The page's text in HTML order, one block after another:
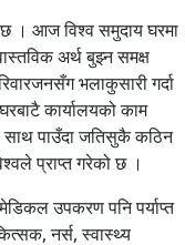
छ । आज विश्व समुदाय घरमा
अर्थ बुझ्न समक्ष
भलाकुसारी गर्दा
कार्यालयको काम
साथ पाउँदा जतिसुकै कठिन
प्राप्त गरेको छ ।
उपकरण पनि पर्याप्त
नर्स, स्वास्थ्य